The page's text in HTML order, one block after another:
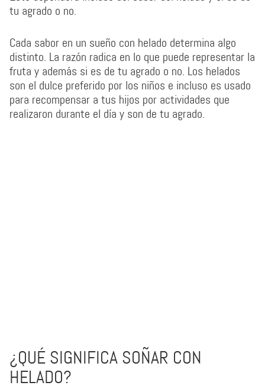
tu agrado o no.
Cada sabor en un sueño con helado determina algo
distinto. La razón radica en lo que puede representar la
fruta y además si es de tu agrado o no. Los helados
son el dulce preferido por los niños e incluso es usado
para recompensar a tus hijos por actividades que
realizaron durante el día y son de tu agrado.
¿QUÉ SIGNIFICA SOÑAR CON
HELADO?